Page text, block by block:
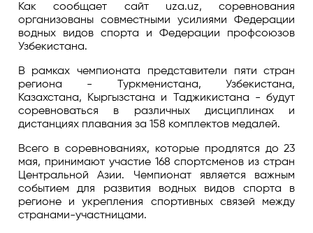
Как сообщает сайт uza.uz, соревнования
организованы совместными усилиями Федерации
водных видов спорта и Федерации профсоюзов
Узбекистана.
В рамках чемпионата представители пяти стран
региона - Туркменистана, Узбекистана,
Казахстана, Кыргызстана и Таджикистана - будут
соревноваться в различных дисциплинах и
дистанциях плавания за 158 комплектов медалей.
Всего в соревнованиях, которые продлятся до 23
мая, принимают участие 168 спортсменов из стран
Центральной Азии. Чемпионат является важным
событием для развития водных видов спорта в
регионе и укрепления спортивных связей между
странами-участницами.